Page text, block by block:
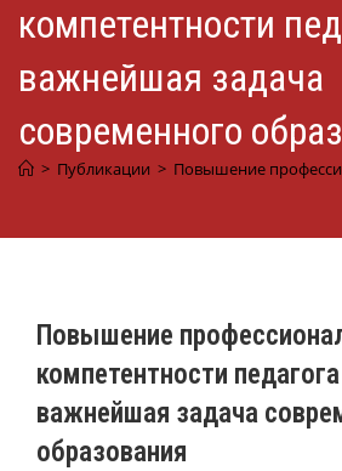
компетентности
важнейшая задача
современного
> Публикации > Повышение
Повышение
компетентности
важнейшая задача
образования